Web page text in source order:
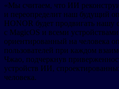
«Мы считаем, что ИИ
и переопределит наш будущий
HONOR будет продвигать нашу
с MagicOS и всеми
ориентированный на человека
пользователей при каждом
Чжао, подчеркнув
устройств ИИ,
человека.